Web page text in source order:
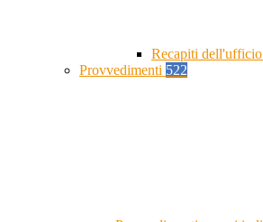
Recapiti dell'ufficio
Provvedimenti 522